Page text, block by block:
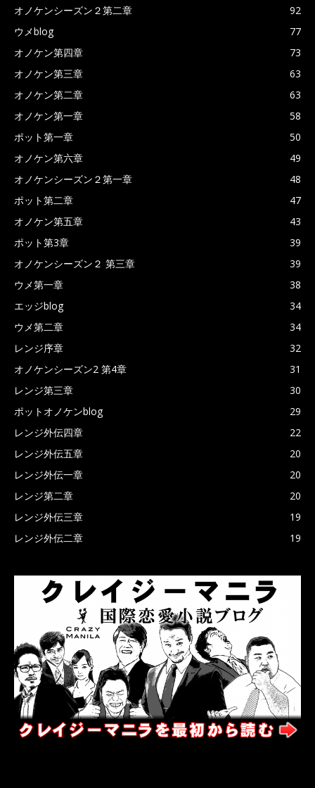
オノケンシーズン２第二章
92
ウメblog
77
オノケン第四章
73
オノケン第三章
63
オノケン第二章
63
オノケン第一章
58
ポット第一章
50
オノケン第六章
49
オノケンシーズン２第一章
48
ポット第二章
47
オノケン第五章
43
ポット第3章
39
オノケンシーズン２ 第三章
39
ウメ第一章
38
エッジblog
34
ウメ第二章
34
レンジ序章
32
オノケンシーズン2 第4章
31
レンジ第三章
30
ポットオノケンblog
29
レンジ外伝四章
22
レンジ外伝五章
20
レンジ外伝一章
20
レンジ第二章
20
レンジ外伝三章
19
レンジ外伝二章
19